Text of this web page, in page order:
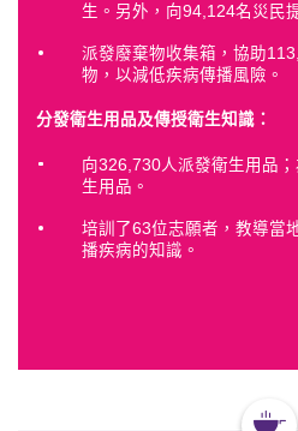
生。另外，向94,124名災民
派發廢棄物收集箱，協助
物，以減低疾病傳播風險。
分發衛生用品及傳授衛生知識：
向326,730人派發衛生用品
生用品。
培訓了63位志願者，教導當
播疾病的知識。